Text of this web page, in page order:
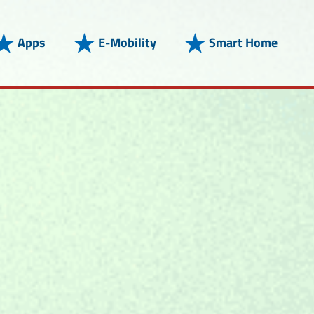
Apps E-Mobility Smart Home